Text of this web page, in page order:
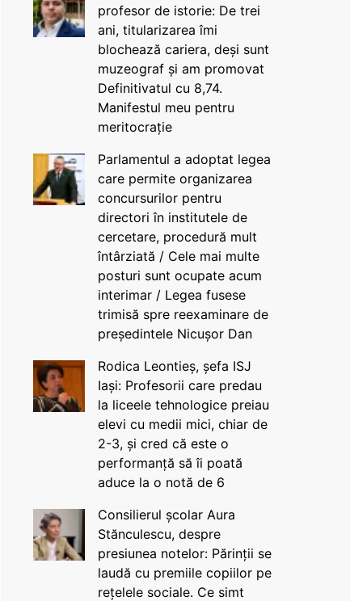
profesor de istorie: De trei
ani, titularizarea îmi
blochează cariera, deși sunt
muzeograf și am promovat
Definitivatul cu 8,74.
Manifestul meu pentru
meritocrație
Parlamentul a adoptat legea
care permite organizarea
concursurilor pentru
directori în institutele de
cercetare, procedură mult
întârziată / Cele mai multe
posturi sunt ocupate acum
interimar / Legea fusese
trimisă spre reexaminare de
președintele Nicușor Dan
Rodica Leontieș, șefa ISJ
Iași: Profesorii care predau
la liceele tehnologice preiau
elevi cu medii mici, chiar de
2-3, și cred că este o
performanță să îi poată
aduce la o notă de 6
Consilierul școlar Aura
Stănculescu, despre
presiunea notelor: Părinții se
laudă cu premiile copiilor pe
rețelele sociale. Ce simt